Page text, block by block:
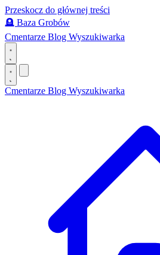
Przeskocz do głównej treści
🪦 Baza Grobów
Cmentarze Blog Wyszukiwarka
Cmentarze Blog Wyszukiwarka